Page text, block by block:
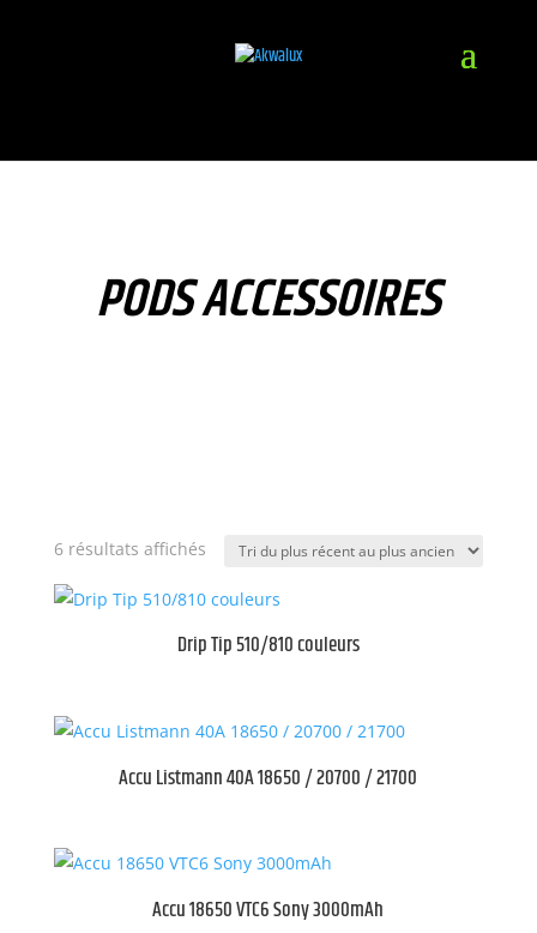
PODS ACCESSOIRES
6 résultats affichésTrié
plus
au
Drip Tip 510/810 couleurs
Accu Listmann 40A 18650 / 20700 / 21700
Accu 18650 VTC6 Sony 3000mAh